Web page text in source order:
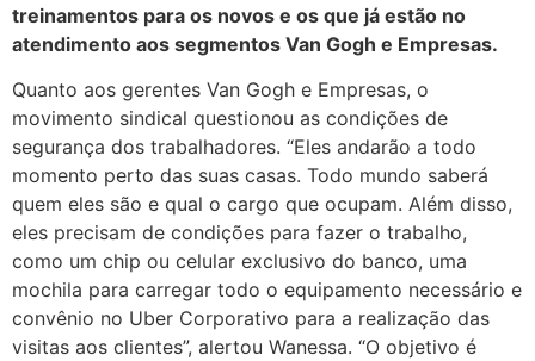
treinamentos para os novos e os que já estão no
atendimento aos segmentos Van Gogh e Empresas.
Quanto aos gerentes Van Gogh e Empresas, o
movimento sindical questionou as condições de
segurança dos trabalhadores. “Eles andarão a todo
momento perto das suas casas. Todo mundo saberá
quem eles são e qual o cargo que ocupam. Além disso,
eles precisam de condições para fazer o trabalho,
como um chip ou celular exclusivo do banco, uma
mochila para carregar todo o equipamento necessário e
convênio no Uber Corporativo para a realização das
visitas aos clientes”, alertou Wanessa. “O objetivo é